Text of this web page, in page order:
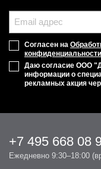
Согласен на
конфиденциальности
Даю согласие ООО
информации о
рекламных акция
+7 495 668 08
Ежедневно 9:30–18:00